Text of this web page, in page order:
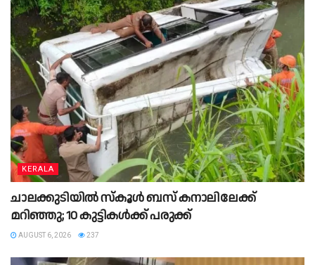
KERALA
ചാലക്കുടിയില്‍ സ്‌കൂള്‍ ബസ് കനാലിലേക്ക്
മറിഞ്ഞു; 10 കുട്ടികള്‍ക്ക് പരുക്ക്
AUGUST 6, 2026 237